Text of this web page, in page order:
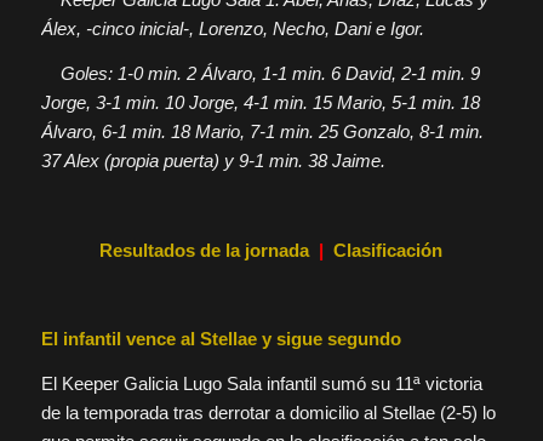
Álex, -cinco inicial-, Lorenzo, Necho, Dani e Igor.
Goles: 1-0 min. 2 Álvaro, 1-1 min. 6 David, 2-1 min. 9
Jorge, 3-1 min. 10 Jorge, 4-1 min. 15 Mario, 5-1 min. 18
Álvaro, 6-1 min. 18 Mario, 7-1 min. 25 Gonzalo, 8-1 min.
37 Alex (propia puerta) y 9-1 min. 38 Jaime.
Resultados de la jornada|Clasificación
El infantil vence al Stellae y sigue segundo
El Keeper Galicia Lugo Sala infantil sumó su 11ª victoria
de la temporada tras derrotar a domicilio al Stellae (2-5) lo